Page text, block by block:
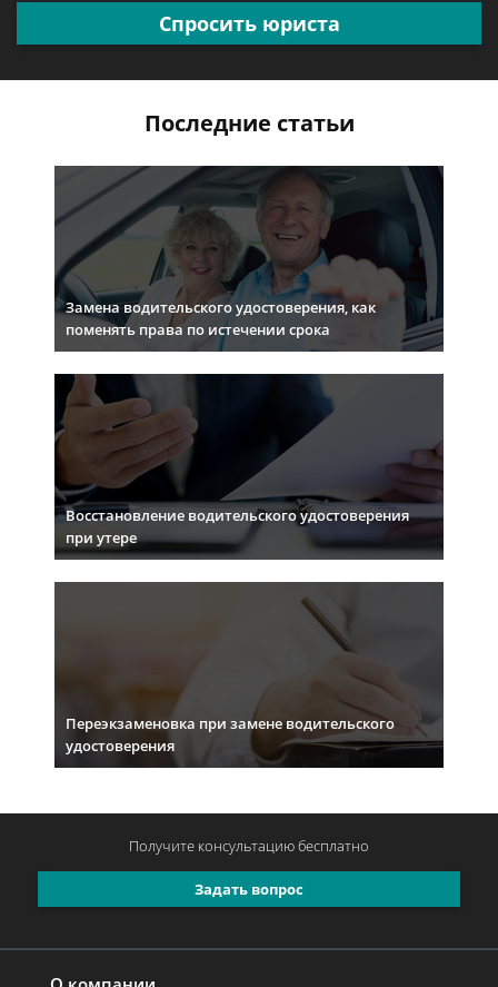
Спросить юриста
Последние статьи
Замена водительского удостоверения, как
поменять права по истечении срока
Восстановление водительского удостоверения
при утере
Переэкзаменовка при замене водительского
удостоверения
Задать вопрос
Получите консультациюбесплатно